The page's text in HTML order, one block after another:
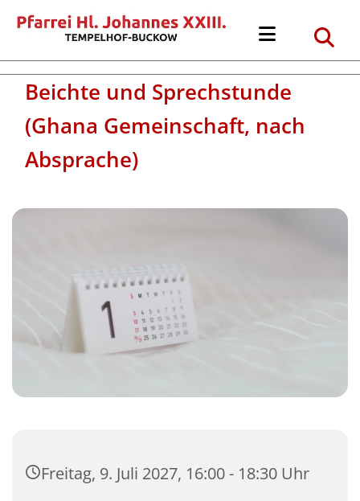
Beichte und Sprechstunde
(Ghana Gemeinschaft, nach
Absprache)
Freitag, 9. Juli 2027, 16:00 - 18:30 Uhr